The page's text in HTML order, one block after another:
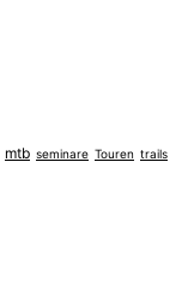
mtb seminare Touren trails